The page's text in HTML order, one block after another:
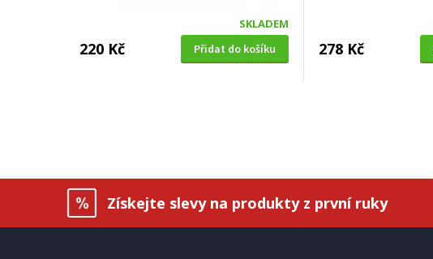
SKLADEM
220 Kč Přidat do košíku 278 Kč
Získejte slevy na produkty z první ruky